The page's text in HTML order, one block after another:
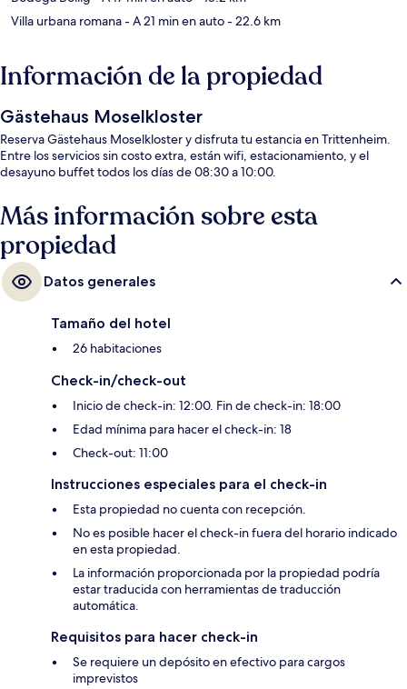
Villa urbana romana- A 21 min en auto- 22.6 km
Información de la propiedad
Gästehaus Moselkloster
Reserva Gästehaus Moselkloster y disfruta tu estancia en Trittenheim.
Entre los servicios sin costo extra, están wifi, estacionamiento, y el
desayuno buffet todos los días de 08:30 a 10:00.
Más información sobre esta
propiedad
Datos generales
Tamaño del hotel
26 habitaciones
Check-in/check-out
Inicio de check-in: 12:00. Fin de check-in: 18:00
Edad mínima para hacer el check-in: 18
Check-out: 11:00
Instrucciones especiales para el check-in
Esta propiedad no cuenta con recepción.
No es posible hacer el check-in fuera del horario indicado
en esta propiedad.
La información proporcionada por la propiedad podría
estar traducida con herramientas de traducción
automática.
Requisitos para hacer check-in
Se requiere un depósito en efectivo para cargos
imprevistos